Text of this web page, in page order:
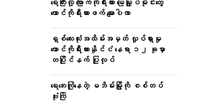
တောင်ကိုရီးယားဖက် မျောပါလာ
ရှစ်လေးလုံးအထိမ်းအမှတ် လှုပ်ရှားမှု
တောင်ကိုရီးယားနိုင်ငံ နေရာ ၁၂ ခုမှာ
တပြိုင်နက် ပြုလုပ်
ရေဘေးကြုံနေတဲ့ မဘိမ်းမြို့ကို စစ်တပ်
ဗုံးကြဲ